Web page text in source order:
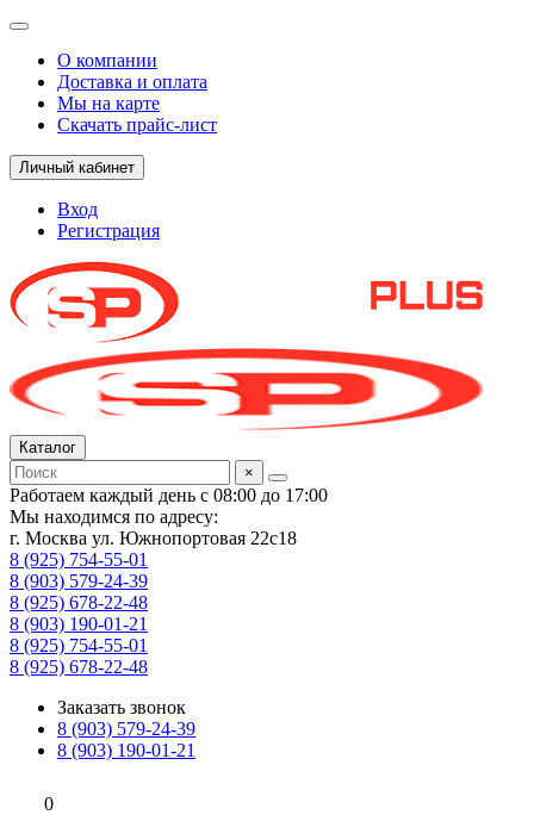
О компании
Доставка и оплата
Мы на карте
Скачать прайс-лист
Личный кабинет
Вход
Регистрация
Каталог
×
Работаем каждый день с 08:00 до 17:00
Мы находимся по адресу:
г. Москва ул. Южнопортовая 22с18
8 (925) 754-55-01
8 (903) 579-24-39
8 (925) 678-22-48
8 (903) 190-01-21
8 (925) 754-55-01
8 (925) 678-22-48
Заказать звонок
8 (903) 579-24-39
8 (903) 190-01-21
0